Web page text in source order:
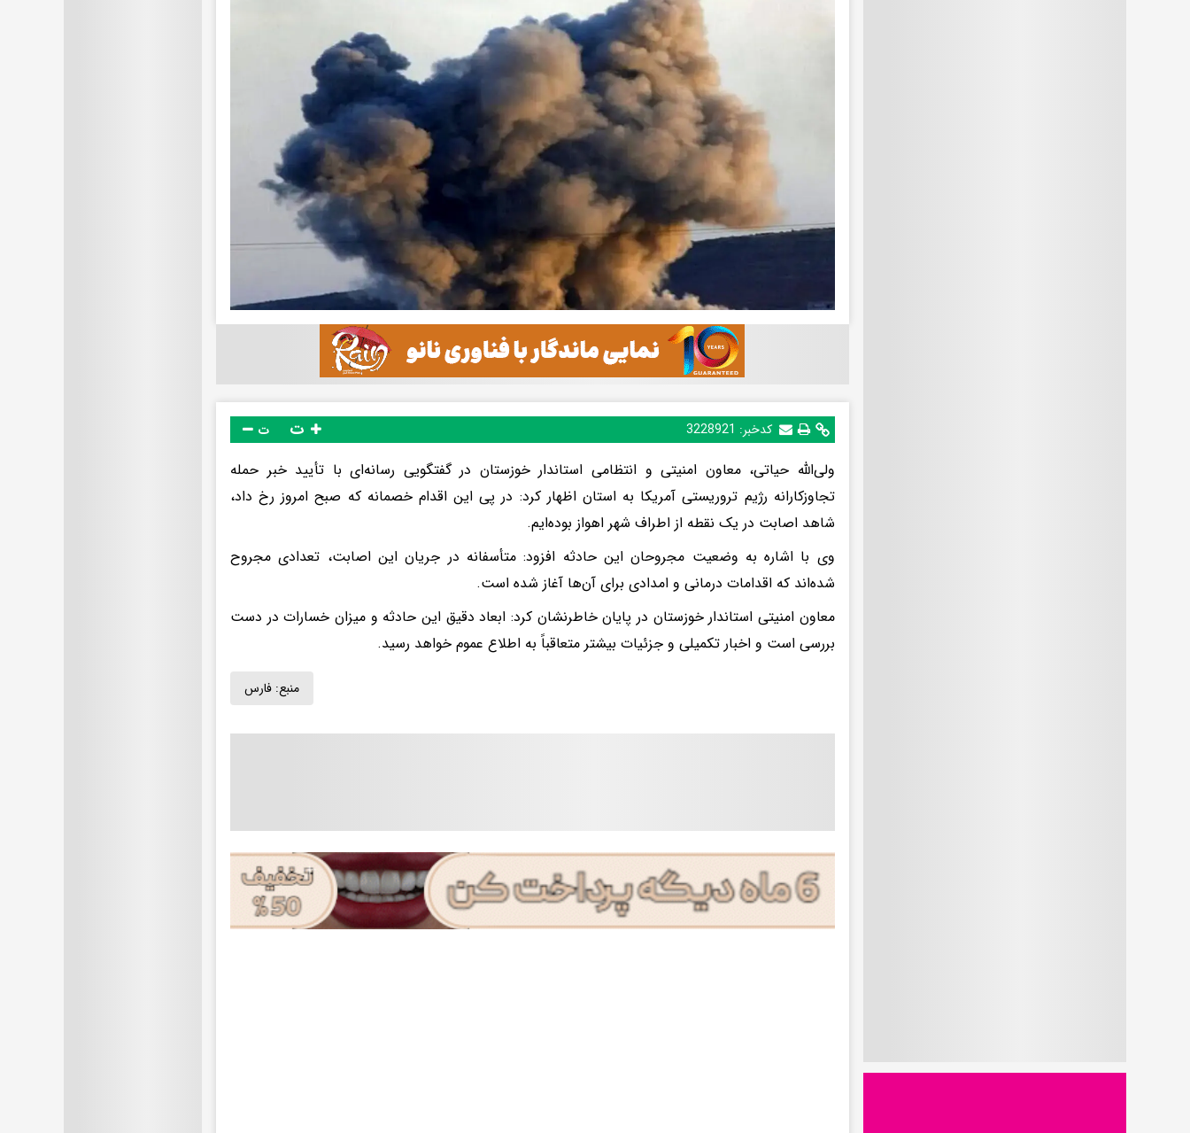
کدخبر: 3228921 ت
ولی‌الله حیاتی، معاون امنیتی و انتظامی استاندار خوزستان در گفتگویی رسانه‌ای با تأیید خبر حمله
تجاوزکارانه رژیم تروریستی آمریکا به استان اظهار کرد: در پی این اقدام خصمانه که صبح امروز رخ داد،
شاهد اصابت در یک نقطه از اطراف شهر اهواز بوده‌ایم.
​وی با اشاره به وضعیت مجروحان این حادثه افزود: متأسفانه در جریان این اصابت، تعدادی مجروح
شده‌اند که اقدامات درمانی و امدادی برای آن‌ها آغاز شده است.
​معاون امنیتی استاندار خوزستان در پایان خاطرنشان کرد: ابعاد دقیق این حادثه و میزان خسارات در دست
بررسی است و اخبار تکمیلی و جزئیات بیشتر متعاقباً به اطلاع عموم خواهد رسید.
منبع: فارس